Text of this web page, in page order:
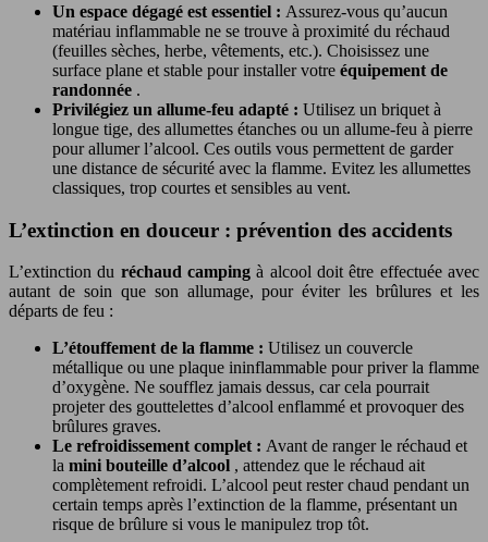
Un espace dégagé est essentiel : Assurez-vous qu’aucun
matériau inflammable ne se trouve à proximité du réchaud
(feuilles sèches, herbe, vêtements, etc.). Choisissez une
surface plane et stable pour installer votre équipement de
randonnée .
Privilégiez un allume-feu adapté : Utilisez un briquet à
longue tige, des allumettes étanches ou un allume-feu à pierre
pour allumer l’alcool. Ces outils vous permettent de garder
une distance de sécurité avec la flamme. Evitez les allumettes
classiques, trop courtes et sensibles au vent.
L’extinction en douceur : prévention des accidents
L’extinction du réchaud campingà alcool doit être effectuée avec
autant de soin que son allumage, pour éviter les brûlures et les
départs de feu :
L’étouffement de la flamme : Utilisez un couvercle
métallique ou une plaque ininflammable pour priver la flamme
d’oxygène. Ne soufflez jamais dessus, car cela pourrait
projeter des gouttelettes d’alcool enflammé et provoquer des
brûlures graves.
Le refroidissement complet : Avant de ranger le réchaud et
la mini bouteille d’alcool , attendez que le réchaud ait
complètement refroidi. L’alcool peut rester chaud pendant un
certain temps après l’extinction de la flamme, présentant un
risque de brûlure si vous le manipulez trop tôt.